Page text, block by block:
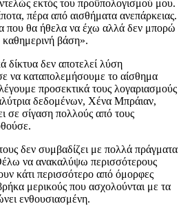
εκτός του προϋπολογισμού μου.
πέρα από αισθήματα ανεπάρκειας.
που θα ήθελα να έχω αλλά δεν μπορώ
καθημερινή βάση».
δίκτυα δεν αποτελεί λύση
να καταπολεμήσουμε το αίσθημα
προσεκτικά τους λογαριασμούς
δεδομένων, Χένα Μπράιαν,
σε σίγαση πολλούς από τους
δεν συμβαδίζει με πολλά πράγματα
να ανακαλύψω περισσότερους
κάτι περισσότερο από όμορφες
μερικούς που ασχολούνται με τα
ενθουσιασμένη.